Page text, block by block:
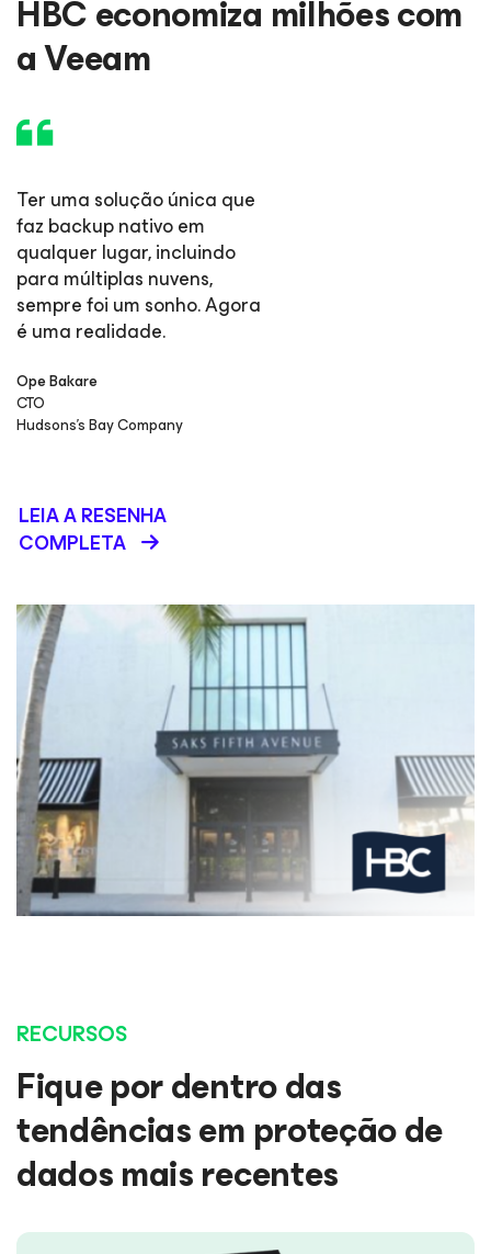
HBC economiza milhões com
a Veeam
Ter uma solução única que
faz backup nativo em
qualquer lugar, incluindo
para múltiplas nuvens,
sempre foi um sonho. Agora
é uma realidade.
Ope Bakare
CTO
Hudsons's Bay Company
LEIA A RESENHA
COMPLETA
RECURSOS
Fique por dentro das
tendências em proteção de
dados mais recentes